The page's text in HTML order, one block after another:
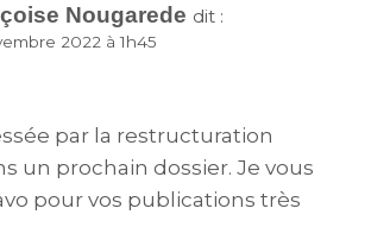
Nougarede dit :
2022 à 1h45
par la restructuration
un prochain dossier. Je vous
pour vos publications très